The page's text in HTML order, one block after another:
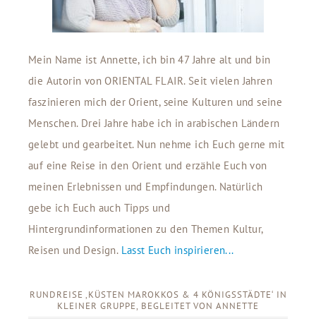
Mein Name ist Annette, ich bin 47 Jahre alt und bin
die Autorin von ORIENTAL FLAIR. Seit vielen Jahren
faszinieren mich der Orient, seine Kulturen und seine
Menschen. Drei Jahre habe ich in arabischen Ländern
gelebt und gearbeitet. Nun nehme ich Euch gerne mit
auf eine Reise in den Orient und erzähle Euch von
meinen Erlebnissen und Empfindungen. Natürlich
gebe ich Euch auch Tipps und
Hintergrundinformationen zu den Themen Kultur,
Reisen und Design. Lasst Euch inspirieren...
RUNDREISE ‚KÜSTEN MAROKKOS & 4 KÖNIGSSTÄDTE‘ IN
KLEINER GRUPPE, BEGLEITET VON ANNETTE